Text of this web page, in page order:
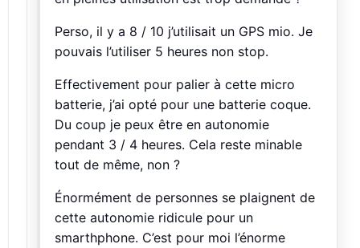
Perso, il y a 8 / 10 j’utilisait un GPS mio. Je
pouvais l’utiliser 5 heures non stop.
Effectivement pour palier à cette micro
batterie, j’ai opté pour une batterie coque.
Du coup je peux être en autonomie
pendant 3 / 4 heures. Cela reste minable
tout de même, non ?
Énormément de personnes se plaignent de
cette autonomie ridicule pour un
smarthphone. C’est pour moi l’énorme